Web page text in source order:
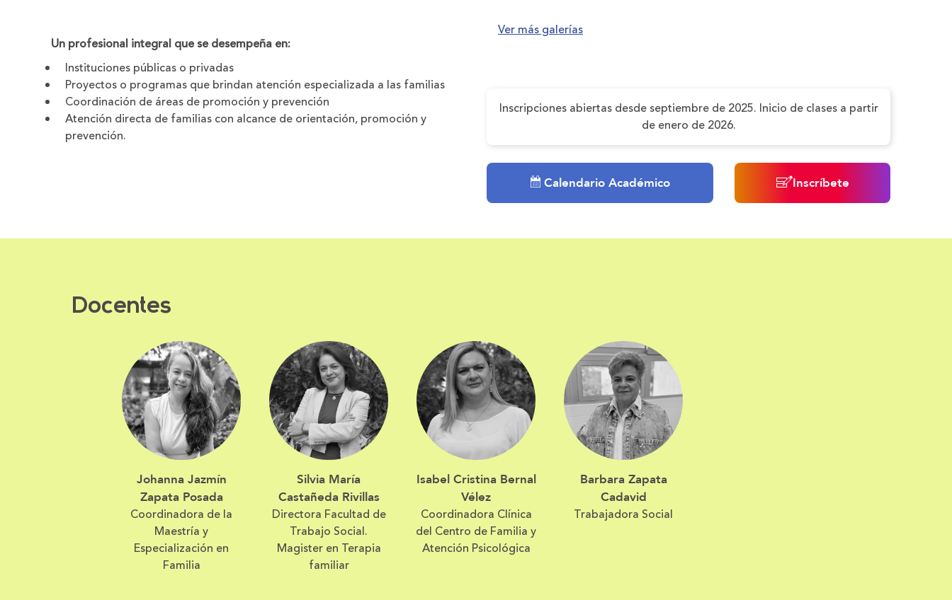
Un profesional integral que se desempeña en:
Instituciones públicas o privadas
Proyectos o programas que brindan atención especializada a las familias
Coordinación de áreas de promoción y prevención
Atención directa de familias con alcance de orientación, promoción y
prevención.
Ver más galerías
Inscripciones abiertas desde septiembre de 2025. Inicio de clases a partir
de enero de 2026.
Calendario Académico Inscríbete
Docentes
Johanna Jazmín
Zapata Posada
Coordinadora de la
Maestría y
Especialización en
Familia
Silvia María
Castañeda Rivillas
Directora Facultad de
Trabajo Social.
Magister en Terapia
familiar
Isabel Cristina Bernal
Vélez
Coordinadora Clínica
del Centro de Familia y
Atención Psicológica
Barbara Zapata
Cadavid
Trabajadora Social